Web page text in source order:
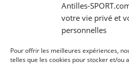
Antilles-
votre vie privé et
personnelles
Pour offrir les meilleures expériences,
telles que les cookies pour stocker et/ou
Jeudi 5 et vendredi 6 mai 2016 auront
Championnat par Equipes Antilles-
des sports Pellière Donatien.